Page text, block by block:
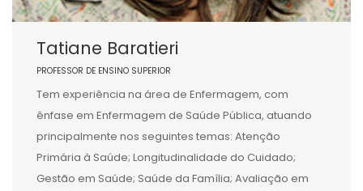
Tatiane Baratieri
PROFESSOR DE ENSINO SUPERIOR
Tem experiência na área de Enfermagem, com
ênfase em Enfermagem de Saúde Pública, atuando
principalmente nos seguintes temas: Atenção
Primária à Saúde; Longitudinalidade do Cuidado;
Gestão em Saúde; Saúde da Família; Avaliação em